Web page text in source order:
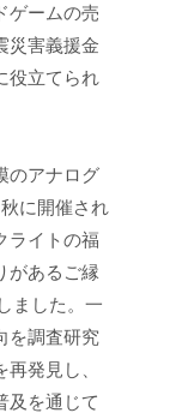
ゲームの売
災害義援金
役立てられ
のアナログ
に開催され
ライトの福
があるご縁
ました。一
を調査研究
発見し、
及を通じて